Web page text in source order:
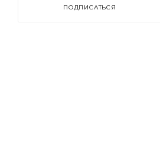
ПОДПИСАТЬСЯ